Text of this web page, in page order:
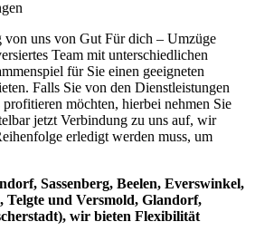
von uns von Gut Für dich – Umzüge
Team mit unterschiedlichen
für Sie einen geeigneten
Falls Sie von den Dienstleistungen
profitieren möchten, hierbei nehmen Sie
jetzt Verbindung zu uns auf, wir
erledigt werden muss, um
Sassenberg, Beelen, Everswinkel,
, Telgte und Versmold, Glandorf,
wir bieten Flexibilität